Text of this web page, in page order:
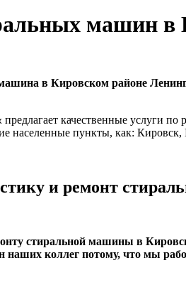
машин в
в Кировском районе
предлагает качественные услуги
населенные пункты, как:
и ремонт
стиральной машины в
наших коллег потому, что мы